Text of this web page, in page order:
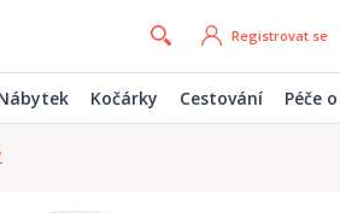
Registrovat se
Kočárky Cestování Péče